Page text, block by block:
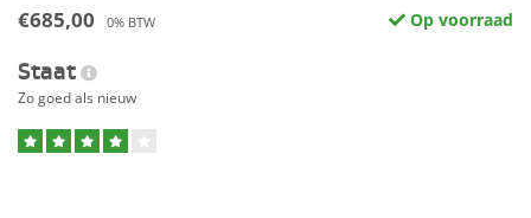
€685,00 0% BTW Op voorraad
Staat
Zo goed als nieuw